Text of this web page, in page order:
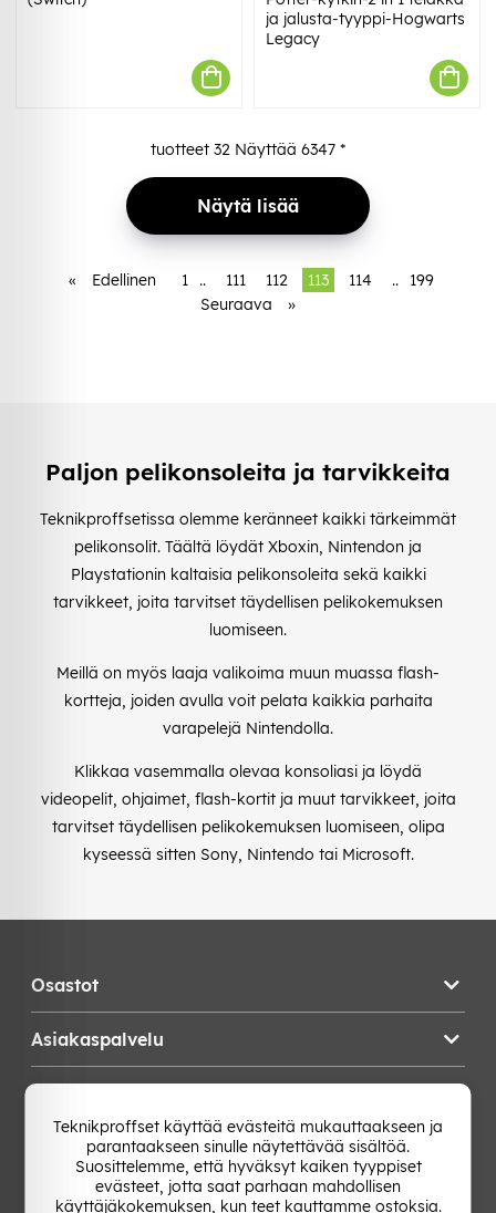
ja jalusta-tyyppi-Hogwarts
Legacy
tuotteet 32 Näyttää 6347 *
Näytä lisää
« Edellinen 1 .. 111 112 113 114 ..
199
Seuraava
»
Paljon pelikonsoleita ja tarvikkeita
Teknikproffsetissa olemme keränneet kaikki tärkeimmät
pelikonsolit. Täältä löydät Xboxin, Nintendon ja
Playstationin kaltaisia pelikonsoleita sekä kaikki
tarvikkeet, joita tarvitset täydellisen pelikokemuksen
luomiseen.
Meillä on myös laaja valikoima muun muassa flash-
kortteja, joiden avulla voit pelata kaikkia parhaita
varapelejä Nintendolla.
Klikkaa vasemmalla olevaa konsoliasi ja löydä
videopelit, ohjaimet, flash-kortit ja muut tarvikkeet, joita
tarvitset täydellisen pelikokemuksen luomiseen, olipa
kyseessä sitten Sony, Nintendo tai Microsoft.
Osastot
Asiakaspalvelu
Vaihda Maa
Teknikproffset käyttää evästeitä mukauttaakseen ja
parantaakseen sinulle näytettävää sisältöä.
Suosittelemme, että hyväksyt kaiken tyyppiset
evästeet, jotta saat parhaan mahdollisen
käyttäjäkokemuksen, kun teet kauttamme ostoksia.